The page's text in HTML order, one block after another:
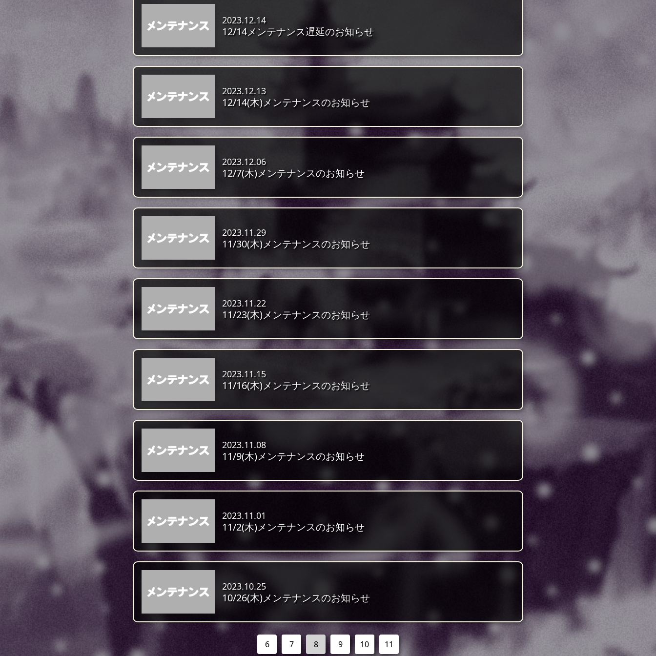
2023.12.14
12/14メンテナンス遅延のお知らせ
2023.12.13
12/14(木)メンテナンスのお知らせ
2023.12.06
12/7(木)メンテナンスのお知らせ
2023.11.29
11/30(木)メンテナンスのお知らせ
2023.11.22
11/23(木)メンテナンスのお知らせ
2023.11.15
11/16(木)メンテナンスのお知らせ
2023.11.08
11/9(木)メンテナンスのお知らせ
2023.11.01
11/2(木)メンテナンスのお知らせ
2023.10.25
10/26(木)メンテナンスのお知らせ
6 7 8 9 10 11